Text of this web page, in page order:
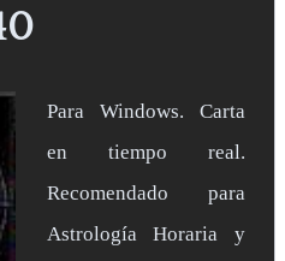
Para Windows. Carta
en tiempo real.
Recomendado para
Astrología Horaria y